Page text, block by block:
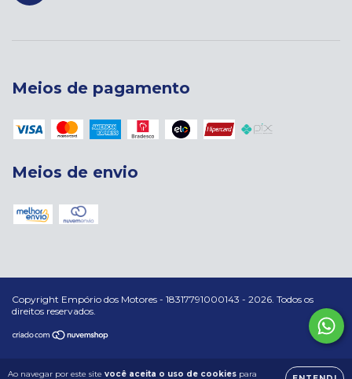
Ao navegar por este site você aceita o uso de cookies para
Meios de pagamento
Meios de envio
Copyright Empório dos Motores - 18317791000143 - 2026. Todos os
direitos reservados.